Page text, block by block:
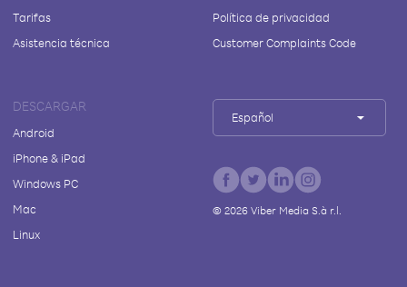
Tarifas
Asistencia técnica
Política de privacidad
Customer Complaints Code
DESCARGAR
Android
iPhone & iPad
Windows PC
Mac
Linux
Español
© 2026Viber Media S.à r.l.